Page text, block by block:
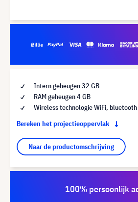
Intern geheugen 32 GB
RAM geheugen 4 GB
Wireless technologie WiFi, bluetooth
Bereken het projectieoppervlak
Naar de productomschrijving
100% persoonlijk